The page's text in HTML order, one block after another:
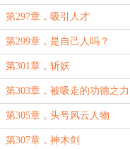
第297章，吸引人才
第299章，是自己人吗？
第301章，斩妖
第303章，被吸走的功德之力
第305章，头号风云人物
第307章，神木剑